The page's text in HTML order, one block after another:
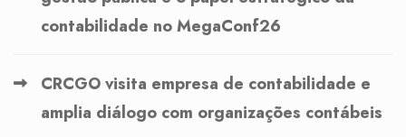
contabilidade no MegaConf26
CRCGO visita empresa de contabilidade e
amplia diálogo com organizações contábeis